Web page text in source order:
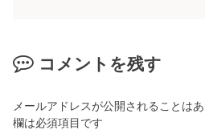
コメントを残す
メールアドレスが公開されることはあ
欄は必須項目です